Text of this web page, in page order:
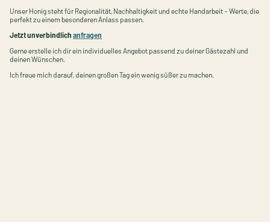
Unser Honig steht für Regionalität, Nachhaltigkeit und echte Handarbeit – Werte, die
perfekt zu einem besonderen Anlass passen.
Jetzt unverbindlich anfragen
Gerne erstelle ich dir ein individuelles Angebot passend zu deiner Gästezahl und
deinen Wünschen.
Ich freue mich darauf, deinen großen Tag ein wenig süßer zu machen.